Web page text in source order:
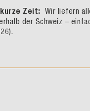
Zeit: Wir liefern
der Schweiz –